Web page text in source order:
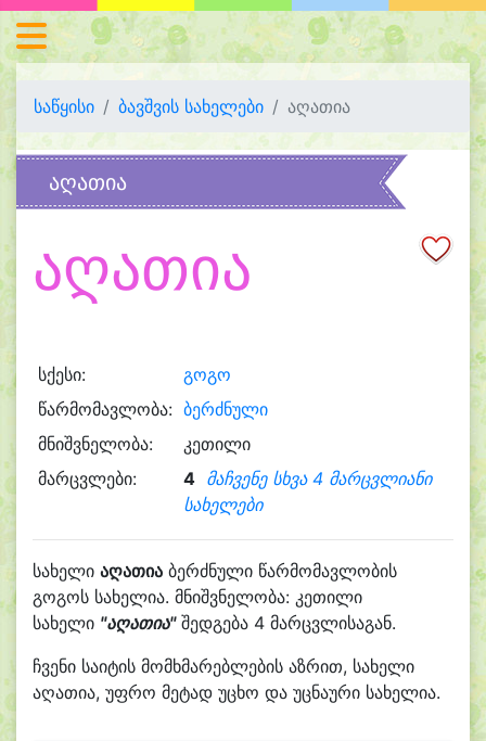
საწყისი ბავშვის სახელები აღათია
აღათია
აღათია
სქესი:
გოგო
წარმომავლობა: ბერძნული
მნიშვნელობა:
კეთილი
მარცვლები:
4 მაჩვენე სხვა 4 მარცვლიანი
სახელები
სახელი აღათია ბერძნული წარმომავლობის
გოგოს სახელია. მნიშვნელობა: კეთილი
სახელი "აღათია"შედგება 4 მარცვლისაგან.
ჩვენი საიტის მომხმარებლების აზრით, სახელი
აღათია, უფრო მეტად უცხო და უცნაური სახელია.